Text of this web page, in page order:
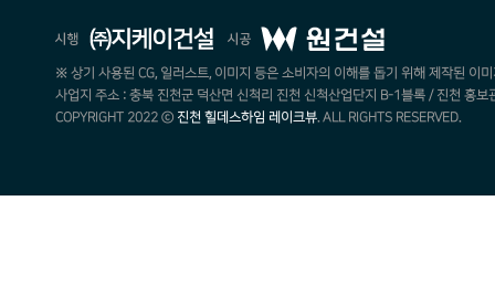
※ 상기 사용된 CG, 일러스트, 이미지 등은 소비자의 이해를 돕기 위해 제작된 이
사업지 주소 : 충북 진천군 덕산면 신척리 진천 신척산업단지 B-1블록 / 진천 홍
COPYRIGHT 2022 ⓒ 진천 힐데스하임 레이크뷰. ALL RIGHTS RESERVED.